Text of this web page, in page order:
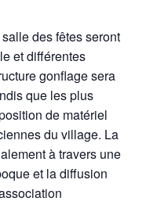
des fêtes seront
et différentes
gonflage sera
que les plus
de matériel
du village. La
à travers une
et la diffusion